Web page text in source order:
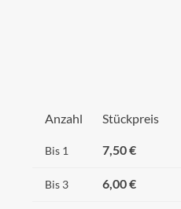
Anzahl Stückpreis
Bis 1 7,50 €
Bis 3 6,00 €